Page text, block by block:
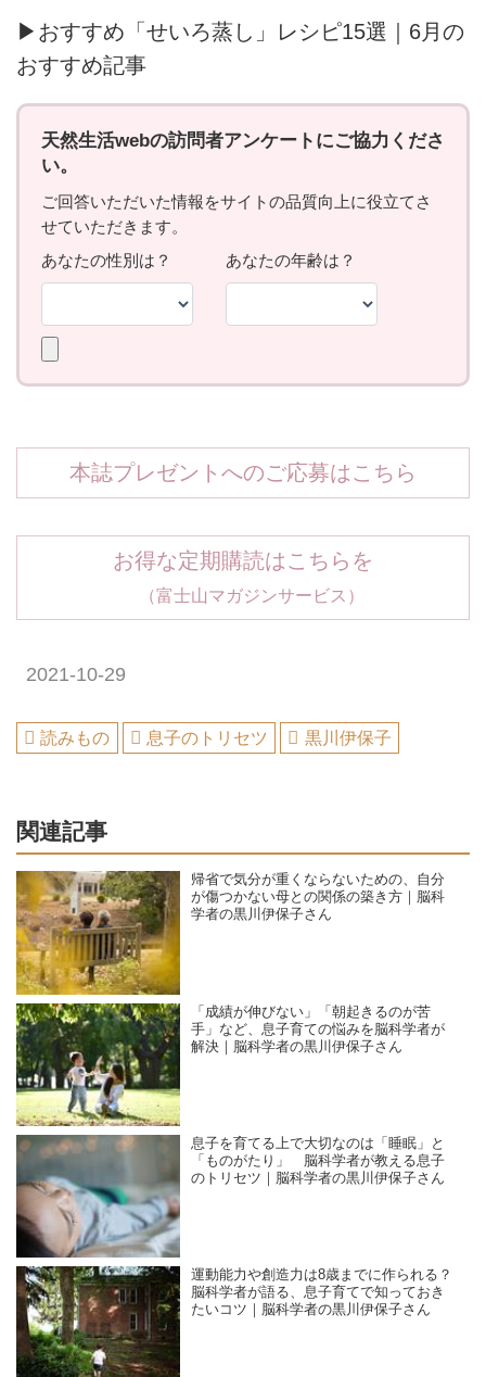
▶おすすめ「せいろ蒸し」レシピ15選｜6月の
おすすめ記事
本誌プレゼントへのご応募はこちら
お得な定期購読はこちらを
（富士山マガジンサービス）
2021-10-29
読みもの 息子のトリセツ 黒川伊保子
関連記事
帰省で気分が重くならないための、自分
が傷つかない母との関係の築き方｜脳科
学者の黒川伊保子さん
「成績が伸びない」「朝起きるのが苦
手」など、息子育ての悩みを脳科学者が
解決｜脳科学者の黒川伊保子さん
息子を育てる上で大切なのは「睡眠」と
「ものがたり」 脳科学者が教える息子
のトリセツ｜脳科学者の黒川伊保子さん
運動能力や創造力は8歳までに作られる？
脳科学者が語る、息子育てで知っておき
たいコツ｜脳科学者の黒川伊保子さん